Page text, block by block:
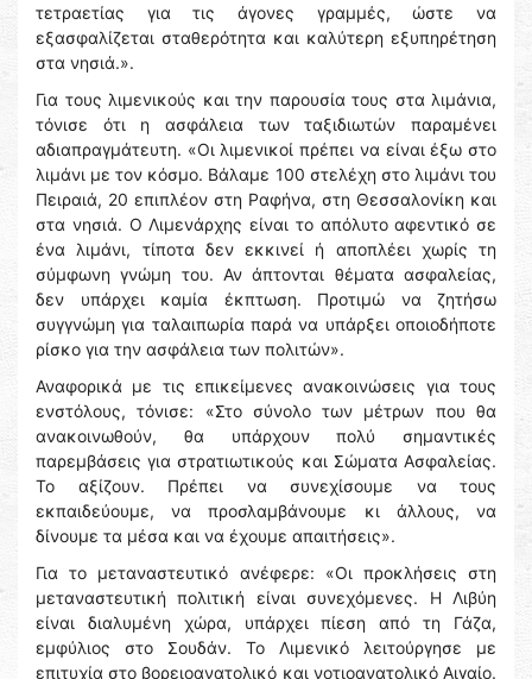
τετραετίας για τις άγονες γραμμές, ώστε να
εξασφαλίζεται σταθερότητα και καλύτερη εξυπηρέτηση
στα νησιά.».
Για τους λιμενικούς και την παρουσία τους στα λιμάνια,
τόνισε ότι η ασφάλεια των ταξιδιωτών παραμένει
αδιαπραγμάτευτη. «Οι λιμενικοί πρέπει να είναι έξω στο
λιμάνι με τον κόσμο. Βάλαμε 100 στελέχη στο λιμάνι του
Πειραιά, 20 επιπλέον στη Ραφήνα, στη Θεσσαλονίκη και
στα νησιά. Ο Λιμενάρχης είναι το απόλυτο αφεντικό σε
ένα λιμάνι, τίποτα δεν εκκινεί ή αποπλέει χωρίς τη
σύμφωνη γνώμη του. Αν άπτονται θέματα ασφαλείας,
δεν υπάρχει καμία έκπτωση. Προτιμώ να ζητήσω
συγγνώμη για ταλαιπωρία παρά να υπάρξει οποιοδήποτε
ρίσκο για την ασφάλεια των πολιτών».
Αναφορικά με τις επικείμενες ανακοινώσεις για τους
ενστόλους, τόνισε: «Στο σύνολο των μέτρων που θα
ανακοινωθούν, θα υπάρχουν πολύ σημαντικές
παρεμβάσεις για στρατιωτικούς και Σώματα Ασφαλείας.
Το αξίζουν. Πρέπει να συνεχίσουμε να τους
εκπαιδεύουμε, να προσλαμβάνουμε κι άλλους, να
δίνουμε τα μέσα και να έχουμε απαιτήσεις».
Για το μεταναστευτικό ανέφερε: «Οι προκλήσεις στη
μεταναστευτική πολιτική είναι συνεχόμενες. Η Λιβύη
είναι διαλυμένη χώρα, υπάρχει πίεση από τη Γάζα,
εμφύλιος στο Σουδάν. Το Λιμενικό λειτούργησε με
επιτυχία στο βορειοανατολικό και νοτιοανατολικό Αιγαίο.